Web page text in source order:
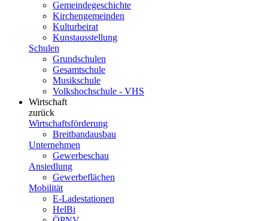
Gemeindegeschichte
Kirchengemeinden
Kulturbeirat
Kunstausstellung
Schulen
Grundschulen
Gesamtschule
Musikschule
Volkshochschule - VHS
Wirtschaft
zurück
Wirtschaftsförderung
Breitbandausbau
Unternehmen
Gewerbeschau
Ansiedlung
Gewerbeflächen
Mobilität
E-Ladestationen
HelBi